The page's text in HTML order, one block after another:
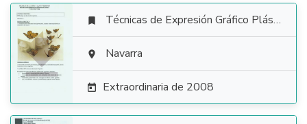

 Técnicas de Expresión Gráfico Plástica
 Navarra
 Extraordinaria de 2008